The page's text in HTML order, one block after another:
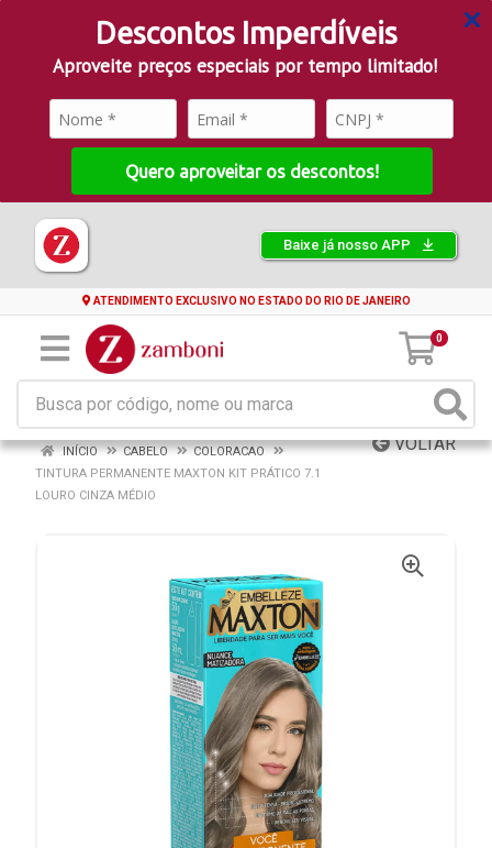
Descontos Imperdíveis
Aproveite preços especiais por tempo limitado!
Quero aproveitar os descontos!
Baixe já nosso APP
ATENDIMENTO EXCLUSIVO NO ESTADO DO RIO DE JANEIRO
0
VOLTAR
INÍCIO CABELO
COLORACAO
TINTURA PERMANENTE MAXTON KIT PRÁTICO 7.1
LOURO CINZA MÉDIO